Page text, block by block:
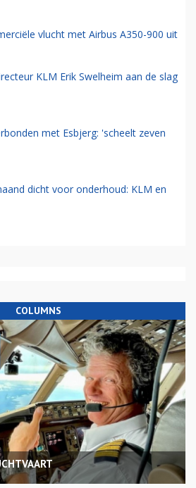
vlucht met Airbus A350-900 uit
KLM Erik Swelheim aan de slag
met Esbjerg: 'scheelt zeven
dicht voor onderhoud: KLM en
COLUMNS